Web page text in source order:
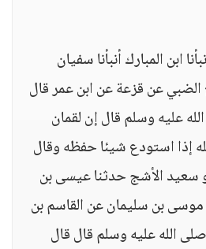
ابن المبارك أنبأنا سفيان
عن قزعة عن ابن عمر قال
عليه وسلم قال إن لقمان
إذا استودع شيئا حفظه وقال
سعيد الأشج حدثنا عيسى بن
بن سليمان عن القاسم بن
الله عليه وسلم قال قال